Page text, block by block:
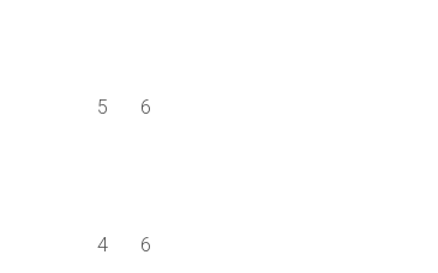
5 6
4 6